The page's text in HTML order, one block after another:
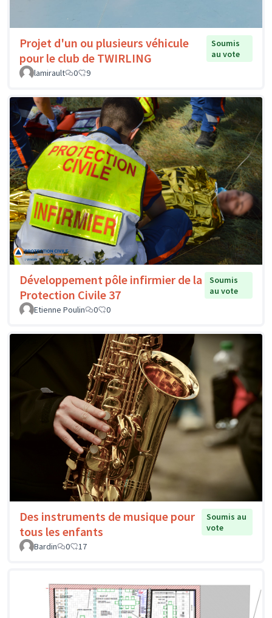
Projet d'un ou plusieurs véhicule
pour le club de TWIRLING
Soumis
au vote
lamirault
0 9
Développement pôle infirmier de la
Protection Civile 37
Soumis
au vote
Etienne Poulin
0 0
Des instruments de musique pour
tous les enfants
Soumis au
vote
Bardin
0 17